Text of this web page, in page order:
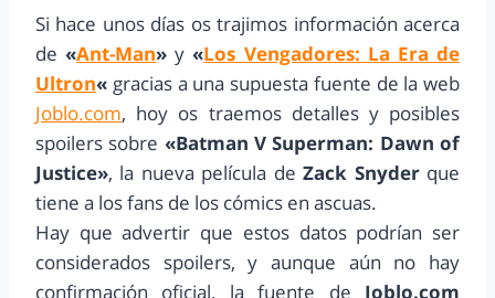
Si hace unos días os trajimos información acerca
de«Ant-Man»y«Los Vengadores: La Era de
Ultron« gracias a una supuesta fuente de la web
Joblo.com, hoy os traemos detalles y posibles
spoilers sobre «Batman V Superman: Dawn of
Justice», la nueva película de Zack Snyderque
tiene a los fans de los cómics en ascuas.
Hay que advertir que estos datos podrían ser
considerados spoilers, y aunque aún no hay
confirmación oficial, la fuente de Joblo.com